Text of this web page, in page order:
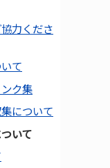
力くださ
て
ク集
について
いて